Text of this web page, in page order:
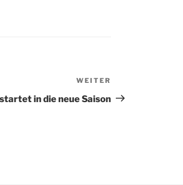
Beitrag
WEITER
in die neue Saison